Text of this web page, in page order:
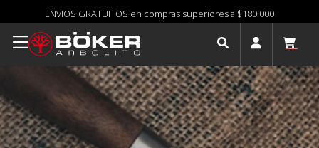
ENVIOS GRATUITOS en compras superiores a $180.000
Cubiertos y Sets